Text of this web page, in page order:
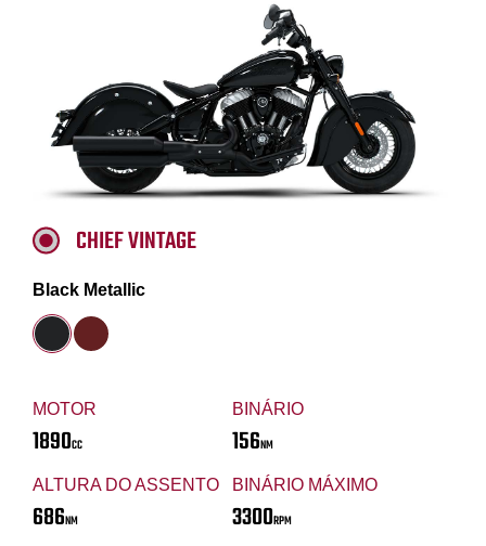
MOTOR
1890CC
BINÁRIO
156NM
ALTURA DO ASSENTO
686NM
BINÁRIO MÁXIMO
3300RPM
CHIEF VINTAGE
Black Metallic